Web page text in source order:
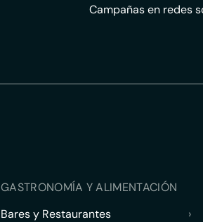
Campañas en redes
GASTRONOMÍA Y ALIMENTACIÓN
Bares y Restaurantes
›